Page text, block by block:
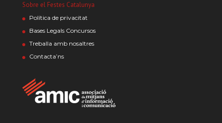
Sobre el Festes Catalunya
Política de privacitat
Bases Legals Concursos
Treballa amb nosaltres
Contacta’ns